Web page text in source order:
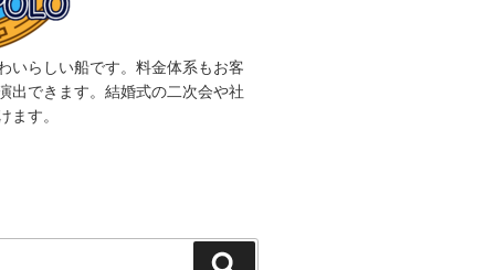
いらしい船です。料金体系もお客
出できます。結婚式の二次会や社
ます。